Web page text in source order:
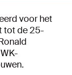
voor het
tot de 25-